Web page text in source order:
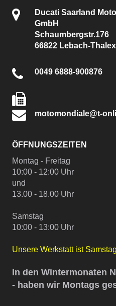
Ducati Saarland
GmbH
Schaumbergstr.176
66822 Lebach-
0049 6888-900876
motomondiale@t-
ÖFFNUNGSZEITEN
Montag - Freitag
10:00 - 12:00 Uhr
und
13.00 - 18.00 Uhr
Samstag
10:00 - 13:00 Uhr
Unsere Werkstatt ist
In den Wintermonaten
- haben wir Montags